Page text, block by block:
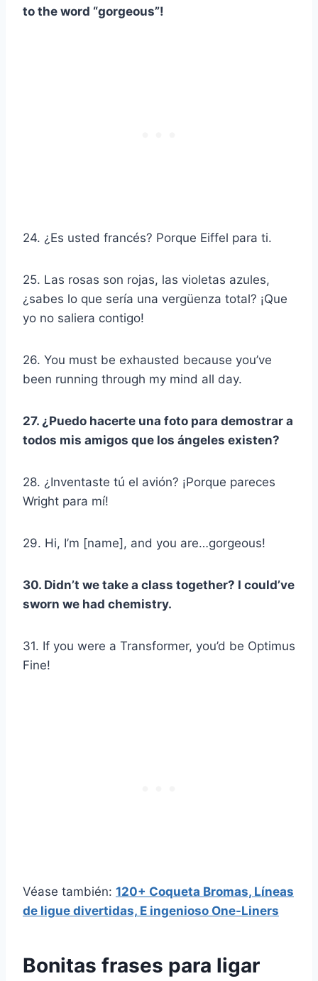
to the word “gorgeous”!
24. ¿Es usted francés? Porque Eiffel para ti.
25. Las rosas son rojas, las violetas azules,
¿sabes lo que sería una vergüenza total? ¡Que
yo no saliera contigo!
26. You must be exhausted because you’ve
been running through my mind all day.
27. ¿Puedo hacerte una foto para demostrar a
todos mis amigos que los ángeles existen?
28. ¿Inventaste tú el avión? ¡Porque pareces
Wright para mí!
29. Hi, I’m [name], and you are…gorgeous!
30. Didn’t we take a class together? I could’ve
sworn we had chemistry.
31. If you were a Transformer, you’d be Optimus
Fine!
Véase también: 120+ Coqueta Bromas, Líneas
de ligue divertidas, E ingenioso One-Liners
Bonitas frases para ligar